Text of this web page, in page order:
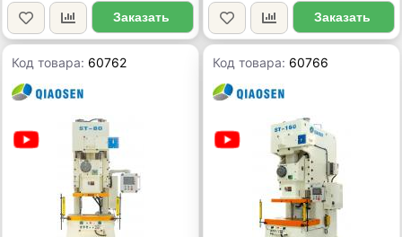
Заказать Заказать
Код товара: 60762 Код товара: 60766